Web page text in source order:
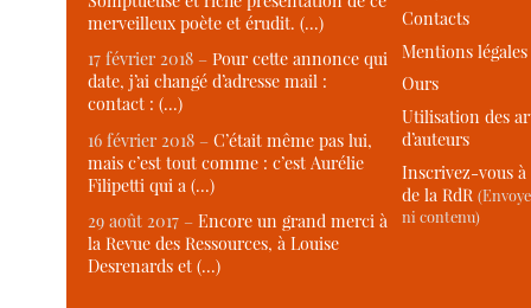
merveilleux poète et érudit. (…)
17 février 2018 –Pour cette annonce qui
date, j’ai changé d’adresse mail :
contact : (…)
16 février 2018 –C’était même pas lui,
mais c’est tout comme : c’est Aurélie
Filipetti qui a (…)
29 août 2017 –Encore un grand merci à
la Revue des Ressources, à Louise
Desrenards et (…)
Contacts
Mentions légales
Ours
Utilisation des
d’auteurs
Inscrivez-vous
de la RdR
ni contenu)